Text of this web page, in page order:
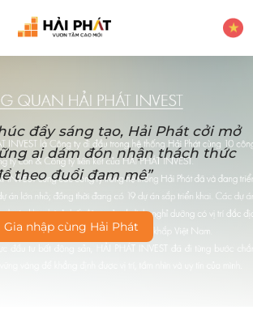
đẩy sáng tạo, Hải Phát cởi mở
ai dám đón nhận thách thức
theo đuổi đam mê”
Gia nhập cùng Hải Phát